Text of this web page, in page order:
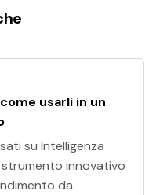
usarli in un
su Intelligenza
innovativo
da